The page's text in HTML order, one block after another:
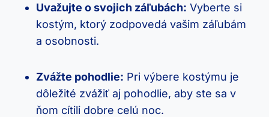
Uvažujte o svojich záľubách: Vyberte si
kostým, ktorý zodpovedá vašim záľubám
a osobnosti.
Zvážte pohodlie: Pri výbere kostýmu je
dôležité zvážiť aj pohodlie, aby ste sa v
ňom cítili dobre celú noc.